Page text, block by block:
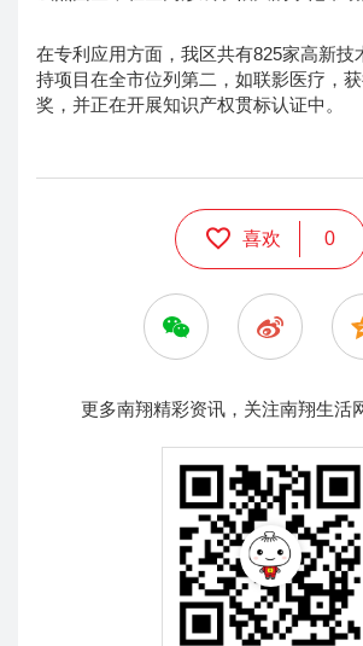
在专利应用方面，我区共有825家高新技
持项目在全市位列第二，如联影医疗，
奖，并正在开展知识产权贯标认证中。
喜欢 0
更多南翔精彩资讯，关注南翔生活